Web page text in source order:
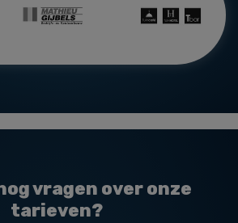
vragen over onze
tarieven?